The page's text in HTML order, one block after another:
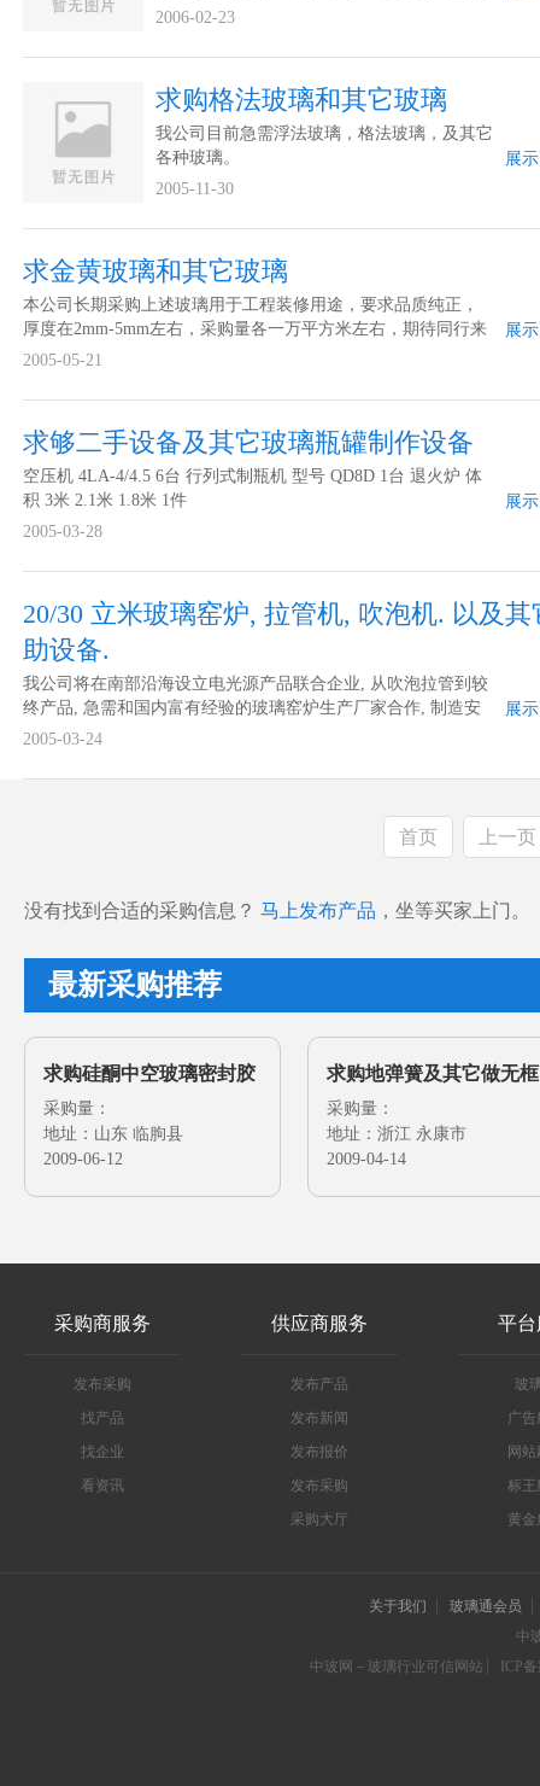
墙,间隔玻璃
2006-02-23
求购格法玻璃和其它玻璃
我公司目前急需浮法玻璃，格法玻璃，及其它
各种玻璃。
展
2005-11-30
求金黄玻璃和其它玻璃
本公司长期采购上述玻璃用于工程装修用途，要求品质纯正，
厚度在2mm-5mm左右，采购量各一万平方米左右，期待同行来
电联系！ 价格要求 市场价 采购数量 各10000平方 包装要求 完
展
2005-05-21
求够二手设备及其它玻璃瓶罐制作设备
空压机 4LA-4/4.5 6台 行列式制瓶机 型号 QD8D 1台 退火炉 体
积 3米 2.1米 1.8米 1件
展
2005-03-28
20/30 立米玻璃窑炉, 拉管机, 吹泡机. 以及其
助设备.
我公司将在南部沿海设立电光源产品联合企业, 从吹泡拉管到较
终产品, 急需和国内富有经验的玻璃窑炉生产厂家合作, 制造安
装20立米左右的窑炉, 配套拉管机, 吹泡机. 以及其它辅助设备.
展
2005-03-24
首页 上一页
没有找到合适的采购信息？ 马上发布产品 ，坐等买家上门。
最新采购推荐
求购硅酮中空玻璃密封胶
及其它玻璃密封胶
采购量：
地址：山东 临朐县
2009-06-12
求购地弹簧及其它做无框
门的配件
采购量：
地址：浙江 永康市
2009-04-14
采购商服务
发布采购
找产品
找企业
看资讯
供应商服务
发布产品
发布新闻
发布报价
发布采购
采购大厅
平
玻
广告
网
标王
黄金
关于我们
玻璃通会员
中
中玻网－玻璃行业可信网站
ICP